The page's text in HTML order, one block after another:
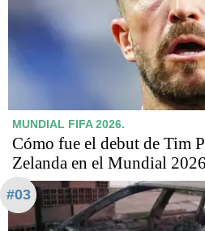
MUNDIAL FIFA 2026.
Cómo fue el debut de Tim
Zelanda en el Mundial 2026
#03